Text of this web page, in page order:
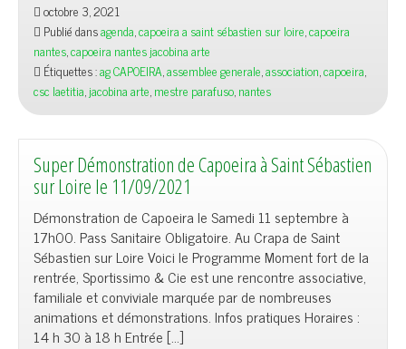
octobre 3, 2021
Publié dansagenda,capoeira a saint sébastien sur loire,capoeira
nantes,capoeira nantes jacobina arte
Étiquettes :ag CAPOEIRA,assemblee generale,association,capoeira,
csc laetitia,jacobina arte,mestre parafuso,nantes
Super Démonstration de Capoeira à Saint Sébastien
sur Loire le 11/09/2021
Démonstration de Capoeira le Samedi 11 septembre à
17h00. Pass Sanitaire Obligatoire. Au Crapa de Saint
Sébastien sur Loire Voici le Programme Moment fort de la
rentrée, Sportissimo & Cie est une rencontre associative,
familiale et conviviale marquée par de nombreuses
animations et démonstrations. Infos pratiques Horaires :
14 h 30 à 18 h Entrée […]